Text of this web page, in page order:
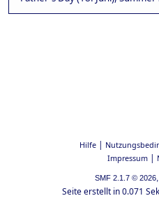
Hilfe|
Impressum|
SMF 2.1.7 © 2026,
Seite erstellt in 0.071